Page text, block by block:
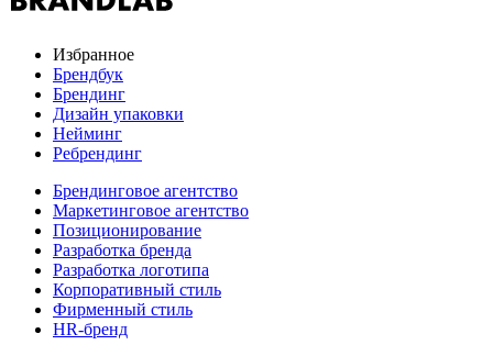
Избранное
Брендбук
Брендинг
Дизайн упаковки
Нейминг
Ребрендинг
Брендинговое агентство
Маркетинговое агентство
Позиционирование
Разработка бренда
Разработка логотипа
Корпоративный стиль
Фирменный стиль
HR-бренд